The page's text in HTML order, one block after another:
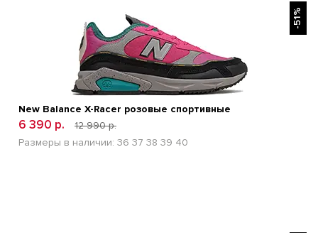
-51%
New Balance X-Racer розовые спортивные
6 390 р.
12 990 р.
Размеры в наличии: 36 37 38 39 40